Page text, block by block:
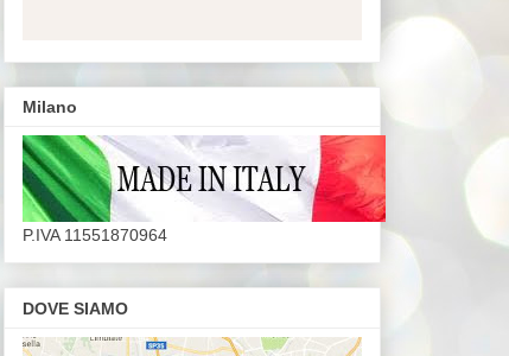
Milano
P.IVA 11551870964
DOVE SIAMO